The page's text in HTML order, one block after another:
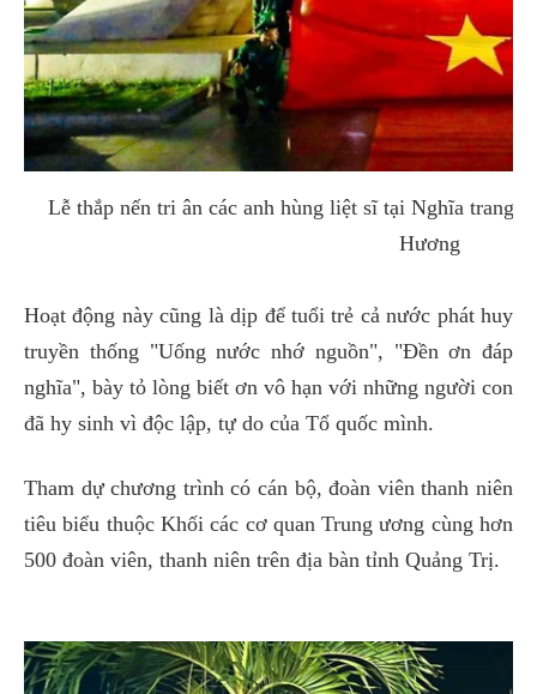
Lễ thắp nến tri ân các anh hùng liệt sĩ tại Nghĩa trang
Hương
Hoạt động này cũng là dịp để tuổi trẻ cả nước phát huy
truyền thống "Uống nước nhớ nguồn", "Đền ơn đáp
nghĩa", bày tỏ lòng biết ơn vô hạn với những người con
đã hy sinh vì độc lập, tự do của Tổ quốc mình.
Tham dự chương trình có cán bộ, đoàn viên thanh niên
tiêu biểu thuộc Khối các cơ quan Trung ương cùng hơn
500 đoàn viên, thanh niên trên địa bàn tỉnh Quảng Trị.